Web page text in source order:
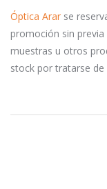
Óptica Arar se
promoción sin
muestras u otros
stock por tratarse de